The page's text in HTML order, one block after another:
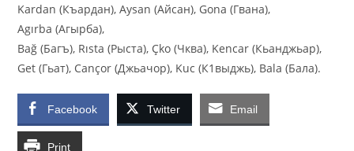
Kardan (Къардан), Aysan (Айсан), Gona (Гвана),
Agırba (Агырба),
Bağ (Багъ), Rısta (Рыста), Çko (Чква), Kencar (Кьанджьар),
Get (Гьат), Cançor (Джьачор), Kuc (К1выджь), Bala (Бала).
Facebook Twitter Email
Print